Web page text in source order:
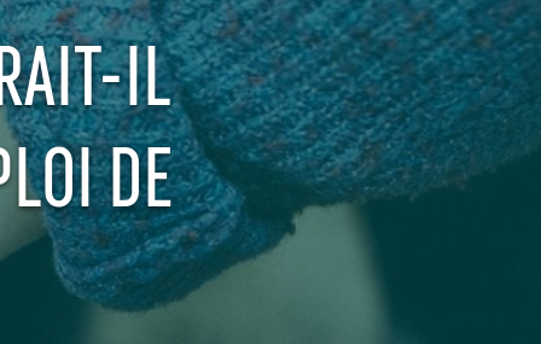
IL
DE